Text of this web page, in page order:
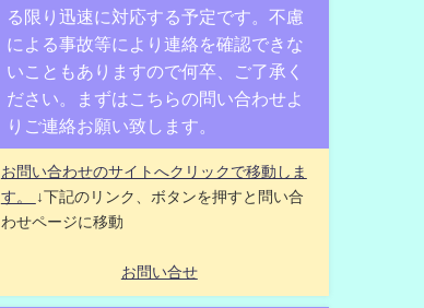
る限り迅速に対応する予定です。不慮
による事故等により連絡を確認できな
いこともありますので何卒、ご了承く
ださい。まずはこちらの問い合わせよ
りご連絡お願い致します。
お問い合わせのサイトへクリックで移動しま
す。
↓下記のリンク、ボタンを押すと問い合
わせページに移動
お問い合せ